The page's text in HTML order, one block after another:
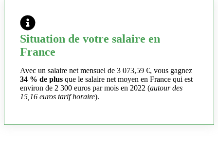
Situation de votre salaire en
France
Avec un salaire net mensuel de 3 073,59 €, vous gagnez
34 % de plus que le salaire net moyen en France qui est
environ de 2 300 euros par mois en 2022 (autour des
15,16 euros tarif horaire).